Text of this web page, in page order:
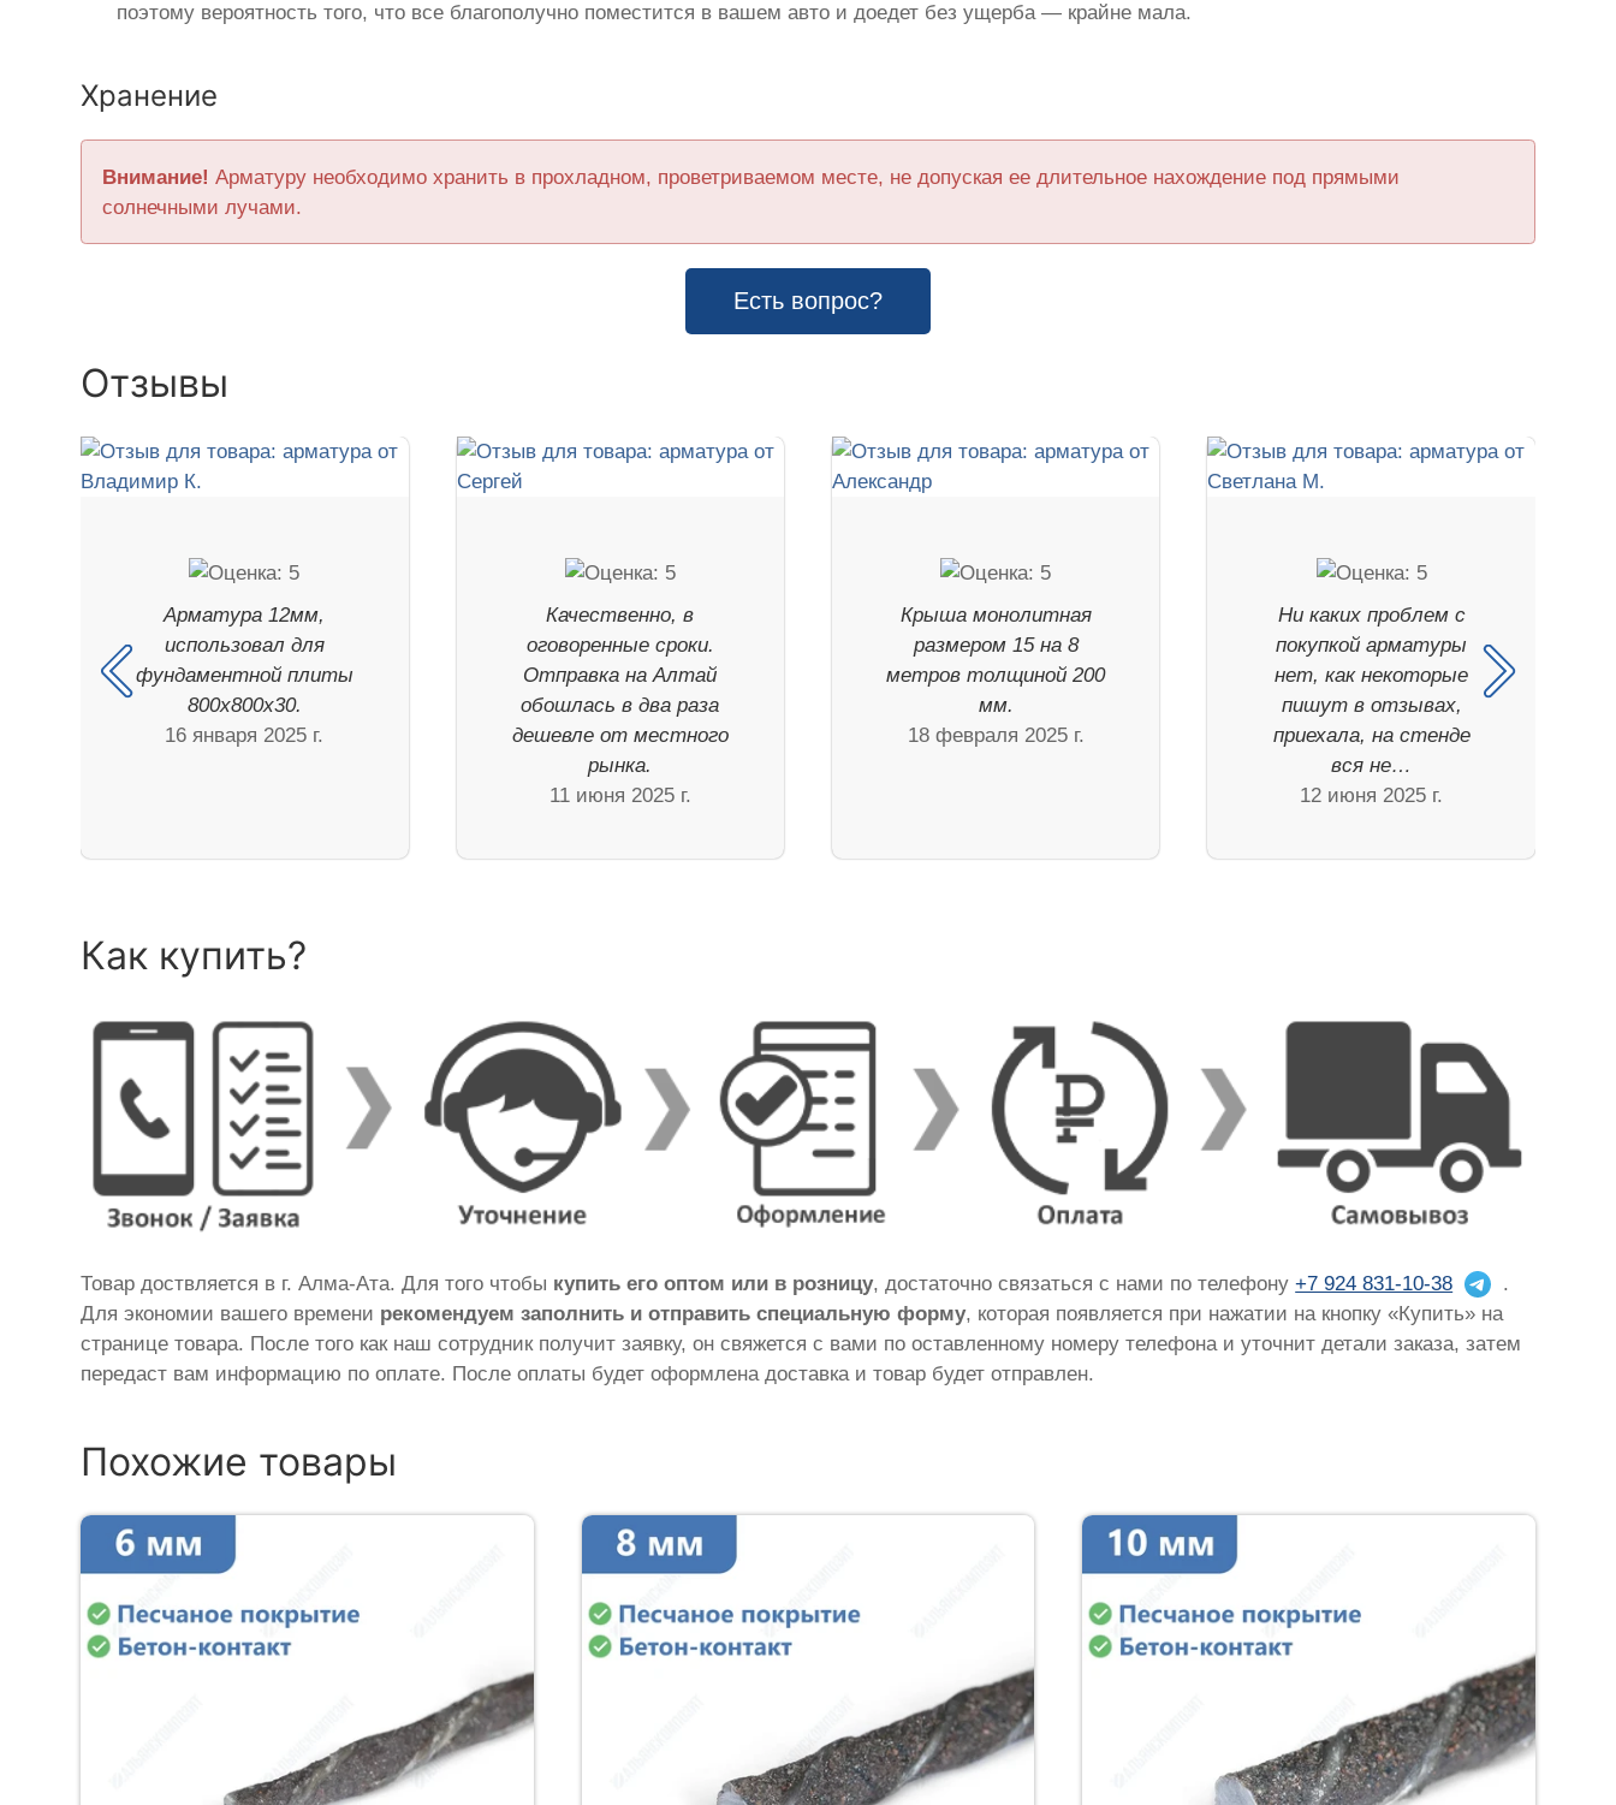
поэтому вероятность того, что все благополучно поместится в вашем авто и доедет без ущерба — крайне мала.
Хранение
Внимание! Арматуру необходимо хранить в прохладном, проветриваемом месте, не допуская ее длительное нахождение под прямыми
солнечными лучами.
Есть вопрос?
Отзывы
Арматура 12мм,
использовал для
фундаментной плиты
800х800х30.
16 января 2025 г.
Качественно, в
оговоренные сроки.
Отправка на Алтай
обошлась в два раза
дешевле от местного
рынка.
11 июня 2025 г.
Крыша монолитная
размером 15 на 8
метров толщиной 200
мм.
18 февраля 2025 г.
Ни каких проблем с
покупкой арматуры
нет, как некоторые
пишут в отзывах,
приехала, на стенде
вся не…
12 июня 2025 г.
Как купить?
Товар доствляется в г. Алма-Ата. Для того чтобы купить его оптом или в розницу, достаточно связаться с нами по телефону+7 924 831-10-38
.
Для экономии вашего времени рекомендуем заполнить и отправить специальную форму, которая появляется при нажатии на кнопку «Купить» на
странице товара. После того как наш сотрудник получит заявку, он свяжется с вами по оставленному номеру телефона и уточнит детали заказа, затем
передаст вам информацию по оплате. После оплаты будет оформлена доставка и товар будет отправлен.
Похожие товары